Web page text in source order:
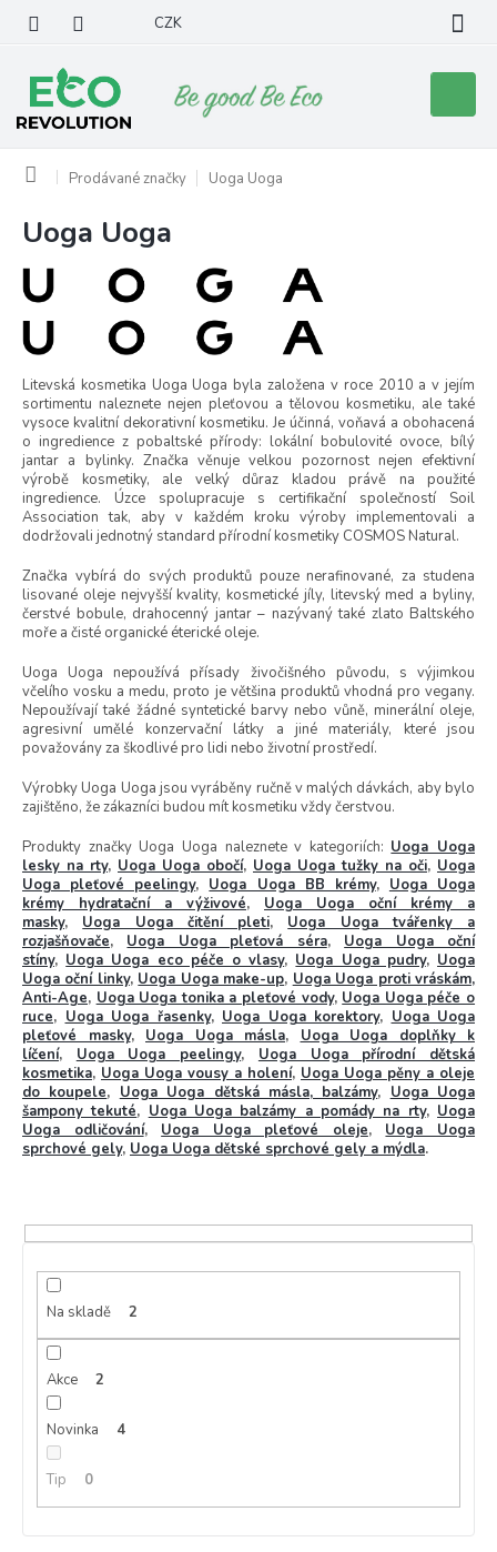
obsah
CZK
košík
Domů Prodávané značky Uoga Uoga
Uoga Uoga
Litevská kosmetika Uoga Uoga byla založena v roce 2010 a v jejím
sortimentu naleznete nejen pleťovou a tělovou kosmetiku, ale také
vysoce kvalitní dekorativní kosmetiku. Je účinná, voňavá a obohacená
o ingredience z pobaltské přírody: lokální bobulovité ovoce, bílý
jantar a bylinky. Značka věnuje velkou pozornost nejen efektivní
výrobě kosmetiky, ale velký důraz kladou právě na použité
ingredience. Úzce spolupracuje s certifikační společností Soil
Association tak, aby v každém kroku výroby implementovali a
dodržovali jednotný standard přírodní kosmetiky COSMOS Natural.
Značka vybírá do svých produktů pouze nerafinované, za studena
lisované oleje nejvyšší kvality, kosmetické jíly, litevský med a byliny,
čerstvé bobule, drahocenný jantar – nazývaný také zlato Baltského
moře a čisté organické éterické oleje.
Uoga Uoga nepoužívá přísady živočišného původu, s výjimkou
včelího vosku a medu, proto je většina produktů vhodná pro vegany.
Nepoužívají také žádné syntetické barvy nebo vůně, minerální oleje,
agresivní umělé konzervační látky a jiné materiály, které jsou
považovány za škodlivé pro lidi nebo životní prostředí.
Výrobky Uoga Uoga jsou vyráběny ručně v malých dávkách, aby bylo
zajištěno, že zákazníci budou mít kosmetiku vždy čerstvou.
Produkty značky Uoga Uoga naleznete v kategoriích: Uoga Uoga
lesky na rty, Uoga Uoga obočí, Uoga Uoga tužky na oči, Uoga
Uoga pleťové peelingy, Uoga Uoga BB krémy, Uoga Uoga
krémy hydratační a výživové, Uoga Uoga oční krémy a
masky, Uoga Uoga čitění pleti, Uoga Uoga tvářenky a
rozjašňovače, Uoga Uoga pleťová séra, Uoga Uoga oční
stíny, Uoga Uoga eco péče o vlasy, Uoga Uoga pudry, Uoga
Uoga oční linky, Uoga Uoga make-up, Uoga Uoga proti vráskám,
Anti-Age, Uoga Uoga tonika a pleťové vody, Uoga Uoga péče o
ruce, Uoga Uoga řasenky, Uoga Uoga korektory, Uoga Uoga
pleťové masky, Uoga Uoga másla, Uoga Uoga doplňky k
líčení, Uoga Uoga peelingy, Uoga Uoga přírodní dětská
kosmetika, Uoga Uoga vousy a holení, Uoga Uoga pěny a oleje
do koupele, Uoga Uoga dětská másla, balzámy, Uoga Uoga
šampony tekuté, Uoga Uoga balzámy a pomády na rty, Uoga
Uoga odličování, Uoga Uoga pleťové oleje, Uoga Uoga
sprchové gely, Uoga Uoga dětské sprchové gely a mýdla.
Na skladě 2
Akce 2
Novinka 4
Tip 0
V
p
i
s
p
r
o
d
u
k
t
ů